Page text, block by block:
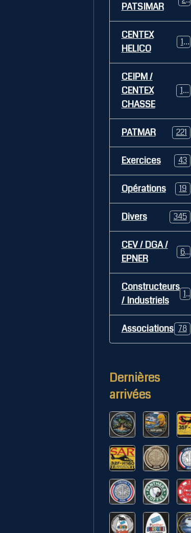
PATSIMAR
CENTEX
HELICO
14
CEIPM /
CENTEX
CHASSE
108
PATMAR 221
Exercices 43
Opérations 19
Divers 345
CEV / DGA /
EPNER
62
Constructeurs
/ Industriels
127
Associations 78
Dernières
arrivées